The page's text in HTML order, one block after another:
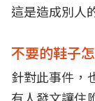
這是造成別人
不要的鞋子
針對此事件，